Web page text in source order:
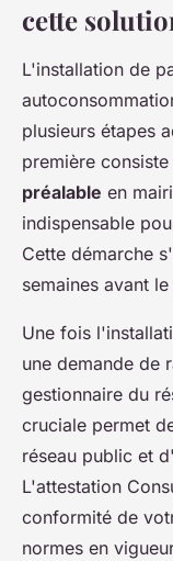
cette
L'installation de
plusieurs étapes
première
préalable en
indispensable
Cette démarche
semaines avant
Une fois
une demande de
gestionnaire du
cruciale permet
réseau public et
L'attestation
conformité de
normes en